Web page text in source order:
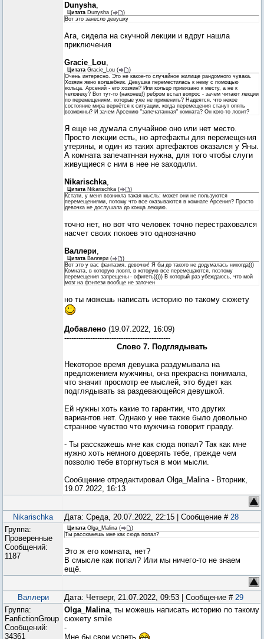
Dunysha,
Цитата Dunysha (
)
Вот это занесло девушку
Ага, сидела на скучной лекции и вдруг нашла
приключения
Gracie_Lou,
Цитата Gracie_Lou (
)
Очень интересно. Это не какое-то случайное жилище рандомного чувака.
Хозяин явно волшебник. Девушка переместилась к нему с помощью
кольца. Арсений - его хозяин? Или кольцо привязано к месту, а не к
человеку? Вот тут-то (наконец!) ребром встал вопрос - зачем читают лекции
по перемещениям, которые уже не применить? Надеятся, что некое
состояние мира вернётся к ситуации, когда перемещения станут опять
возможны? И зачем Арсению "запечатанная" комната? Он кого-то ловит?
Я еще не думала случайное оно или нет место.
Просто лекции есть, но артефакты для перемещения
утеряны, и один из таких артефактов оказался у Яны.
А комната запечатнная нужна, для того чтобы слуги
живущиеся с ним в нее не заходили.
Nikarischka,
Цитата Nikarischka (
)
Кстати, у меня возникла такая мысль: может они не пользуются
перемещениями, потому что все оказываются в комнате Арсения? Просто
девочка не дослушала до конца лекцию.
точно нет, но вот что человек точно перестраховался
насчет своих покоев это однозначно
Валлери,
Цитата Валлери (
)
Вот это у вас фантазия, девочки! Я бы до такого не додумалась никогда)))
Комната, в которую ловят, в которую все перемещаются, поэтому
перемещения запрещены - офигеть))))) В который раз убеждаюсь, что мой
мозг на фэнтези вообще не заточен
но ты можешь написать историю по такому сюжету
Добавлено (19.07.2022, 16:09)
---------------------------------------------
Слово 7. Подглядывать
Некоторое время девушка раздумывала на
предложением мужчины, она прекрасна понимала,
что значит просмотр ее мыслей, это будет как
подглядывать за раздевающейся девушкой.
Ей нужны хоть какие то гарантии, что других
вариантов нет. Однако у нее также было довольно
странное чувство что мужчина говорит правду.
- Ты расскажешь мне как сюда попал? Так как мне
нужно хоть немного доверять тебе, прежде чем
позволю тебе вторгнуться в мои мысли.
Сообщение отредактировал Olga_Malina- Вторник,
19.07.2022, 16:13
Nikarischka Дата: Среда, 20.07.2022, 22:15 | Сообщение # 28
Группа:
Проверенные
Сообщений:
1187
Цитата Olga_Malina (
)
Ты расскажешь мне как сюда попал?
Это ж его комната, нет?
В смысле как попал? Или мы ничего-то не знаем
ещё.
Валлери Дата: Четверг, 21.07.2022, 09:53 | Сообщение # 29
Группа:
FanfictionGroup
Сообщений:
34361
Olga_Malina, ты можешь написать историю по такому
сюжету smile
-
Мне бы свои успеть